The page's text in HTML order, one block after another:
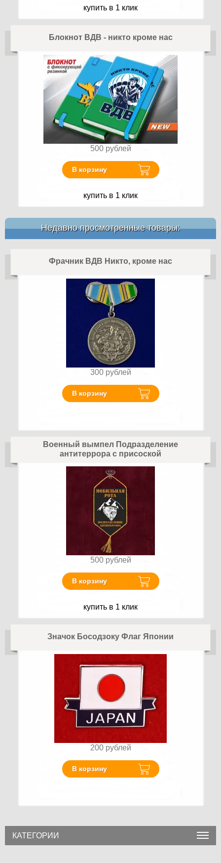
купить в 1 клик
Блокнот ВДВ - никто кроме нас
500 рублей
В корзину
купить в 1 клик
Недавно просмотренные товары:
Фрачник ВДВ Никто, кроме нас
300 рублей
В корзину
Военный вымпел Подразделение
антитеррора с присоской
500 рублей
В корзину
купить в 1 клик
Значок Босодзоку Флаг Японии
200 рублей
В корзину
КАТЕГОРИИ